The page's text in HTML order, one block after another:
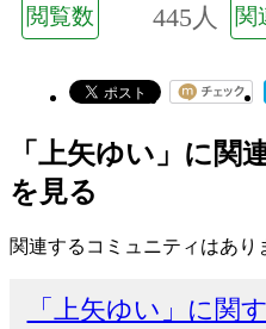
閲覧数 445人 関
「上矢ゆい」に関
を見る
関連するコミュニティはあり
「上矢ゆい」に関